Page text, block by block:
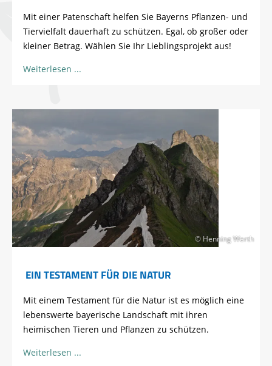
Mit einer Patenschaft helfen Sie Bayerns Pflanzen- und
Tiervielfalt dauerhaft zu schützen. Egal, ob großer oder
kleiner Betrag. Wählen Sie Ihr Lieblingsprojekt aus!
Weiterlesen
© Henning Werth
EIN TESTAMENT FÜR DIE NATUR
Mit einem Testament für die Natur ist es möglich eine
lebenswerte bayerische Landschaft mit ihren
heimischen Tieren und Pflanzen zu schützen.
Weiterlesen